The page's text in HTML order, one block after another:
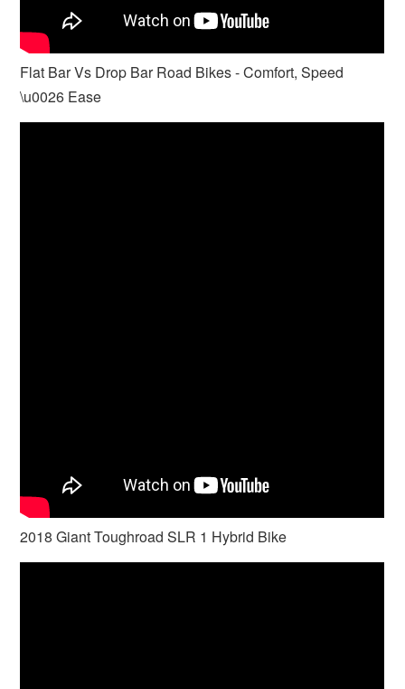
Flat Bar Vs Drop Bar Road Bikes - Comfort, Speed
\u0026 Ease
2018 Giant Toughroad SLR 1 Hybrid Bike